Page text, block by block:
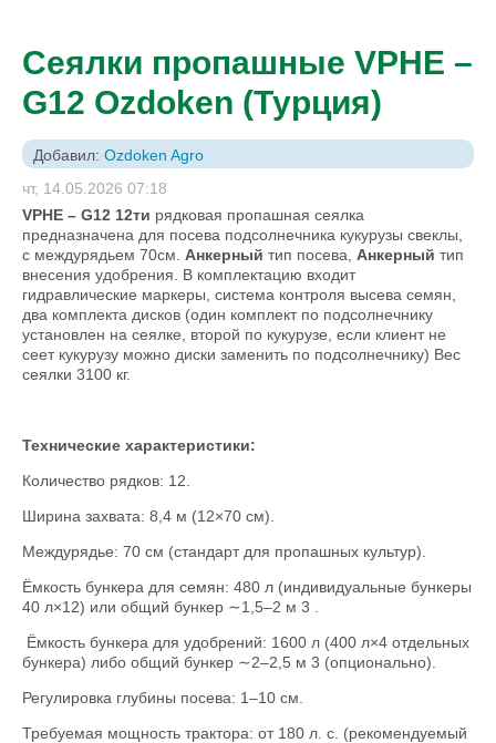
Сеялки пропашные VPHE –
G12 Ozdoken (Турция)
Добавил: Ozdoken Agro
чт, 14.05.2026 07:18
VPHE – G12 12ти рядковая пропашная сеялка
предназначена для посева подсолнечника кукурузы свеклы,
с междурядьем 70см. Анкерный тип посева, Анкерный тип
внесения удобрения. В комплектацию входит
гидравлические маркеры, система контроля высева семян,
два комплекта дисков (один комплект по подсолнечнику
установлен на сеялке, второй по кукурузе, если клиент не
сеет кукурузу можно диски заменить по подсолнечнику) Вес
сеялки 3100 кг.
Технические характеристики:
Количество рядков: 12.
Ширина захвата: 8,4 м (12×70 см).
Междурядье: 70 см (стандарт для пропашных культур).
Ёмкость бункера для семян: 480 л (индивидуальные бункеры
40 л×12) или общий бункер ∼1,5–2 м 3 .
Ёмкость бункера для удобрений: 1600 л (400 л×4 отдельных
бункера) либо общий бункер ∼2–2,5 м 3 (опционально).
Регулировка глубины посева: 1–10 см.
Требуемая мощность трактора: от 180 л. с. (рекомендуемый